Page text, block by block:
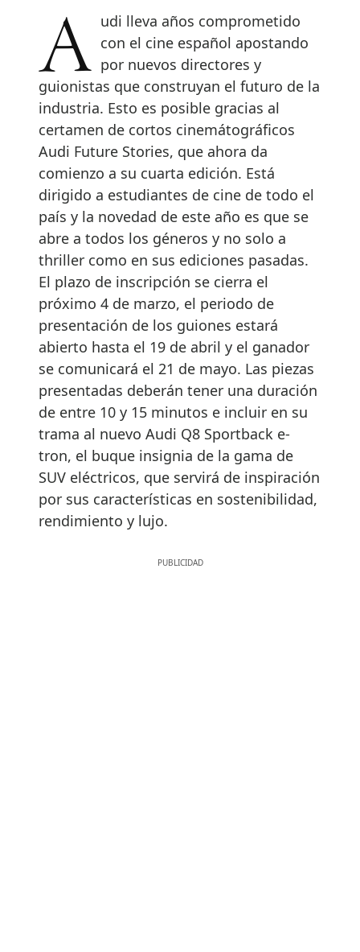
Audi lleva años comprometido con el cine español apostando
por nuevos directores y
guionistas que construyan el futuro de la
industria. Esto es posible gracias al
certamen de cortos cinemátográficos
Audi Future Stories, que ahora da
comienzo a su cuarta edición. Está
dirigido a estudiantes de cine de todo el
país y la novedad de este año es que se
abre a todos los géneros y no solo a
thriller como en sus ediciones pasadas.
El plazo de inscripción se cierra el
próximo 4 de marzo, el periodo de
presentación de los guiones estará
abierto hasta el 19 de abril y el ganador
se comunicará el 21 de mayo. Las piezas
presentadas deberán tener una duración
de entre 10 y 15 minutos e incluir en su
trama al nuevo Audi Q8 Sportback e-
tron, el buque insignia de la gama de
SUV eléctricos, que servirá de inspiración
por sus características en sostenibilidad,
rendimiento y lujo.